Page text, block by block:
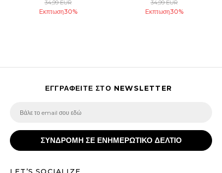
34,99EUR
Εκπτωση30%
34,99EUR
Εκπτωση30%
ΕΓΓΡΑΦΕΙΤΕ ΣΤΟ NEWSLETTER
ΣΥΝΔΡΟΜΗ ΣΕ ΕΝΗΜΕΡΩΤΙΚΟ ΔΕΛΤΙΟ